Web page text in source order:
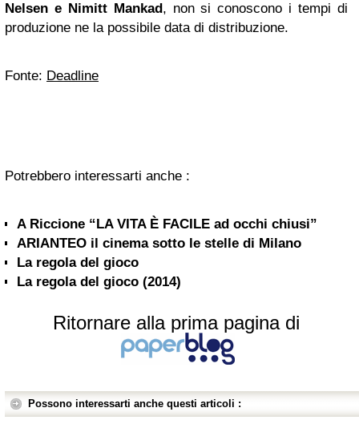
Nelsen e Nimitt Mankad , non si conoscono i tempi di
produzione ne la possibile data di distribuzione.
Fonte: Deadline
Potrebbero interessarti anche :
A Riccione “LA VITA È FACILE ad occhi chiusi”
ARIANTEO il cinema sotto le stelle di Milano
La regola del gioco
La regola del gioco (2014)
Ritornare alla prima pagina di
Possono interessarti anche questi articoli :